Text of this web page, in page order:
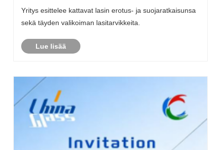
Yritys esittelee kattavat lasin erotus- ja suojaratkaisunsa
sekä täyden valikoiman lasitarvikkeita.
Lue lisää